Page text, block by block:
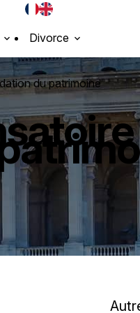
Divorce
du patrimoine